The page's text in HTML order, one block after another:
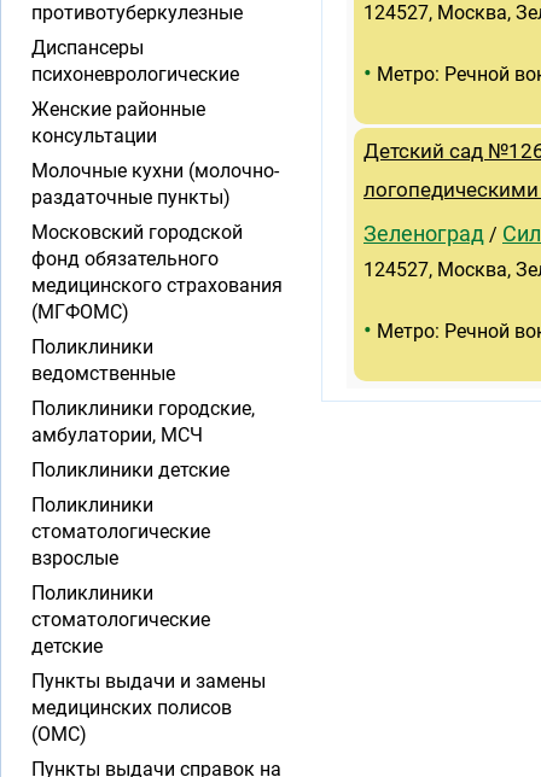
124527, Москва,
• Метро: Речной
Детский сад
Зеленоград /
124527, Москва,
• Метро: Речной
противотуберкулезные
Диспансеры
психоневрологические
Женские районные
консультации
Молочные кухни (молочно-
раздаточные пункты)
Московский городской
фонд обязательного
медицинского страхования
(МГФОМС)
Поликлиники
ведомственные
Поликлиники городские,
амбулатории, МСЧ
Поликлиники детские
Поликлиники
стоматологические
взрослые
Поликлиники
стоматологические
детские
Пункты выдачи и замены
медицинских полисов
(ОМС)
Пункты выдачи справок на